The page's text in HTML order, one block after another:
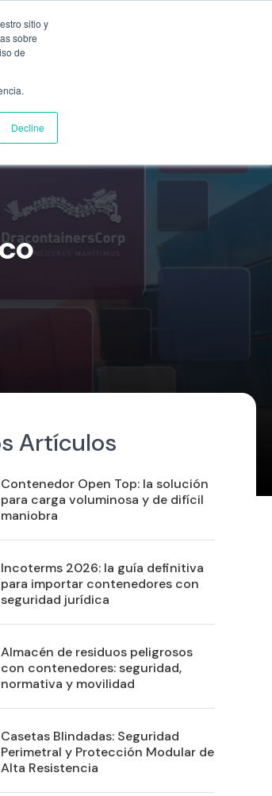
sitio y
sobre
de
Decline
Artículos
Contenedor Open Top: la solución
para carga voluminosa y de difícil
maniobra
Incoterms 2026: la guía definitiva
para importar contenedores con
seguridad jurídica
Almacén de residuos peligrosos
con contenedores: seguridad,
normativa y movilidad
Casetas Blindadas: Seguridad
Perimetral y Protección Modular de
Alta Resistencia